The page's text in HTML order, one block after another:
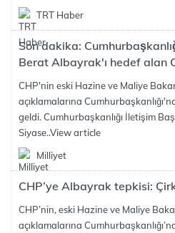
TRT Haber
Son dakika:
Berat Albayrak'ı hedef alan
CHP'nin eski Hazine ve Maliye
açıklamalarına
geldi. Cumhurbaşkanlığı İletişim
Siyase..View article
Milliyet
CHP’ye Albayrak tepkisi:
CHP’nin, eski Hazine ve Maliye
açıklamalarına